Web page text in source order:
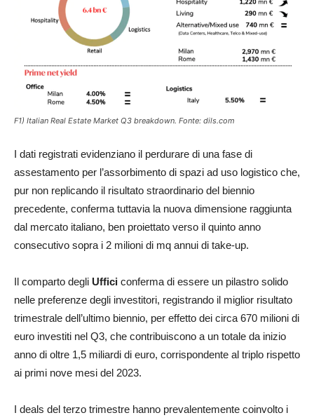
F1) Italian Real Estate Market Q3 breakdown. Fonte: dils.com
I dati registrati evidenziano il perdurare di una fase di
assestamento per l’assorbimento di spazi ad uso logistico che,
pur non replicando il risultato straordinario del biennio
precedente, conferma tuttavia la nuova dimensione raggiunta
dal mercato italiano, ben proiettato verso il quinto anno
consecutivo sopra i 2 milioni di mq annui di take-up.
Il comparto degli Uffici conferma di essere un pilastro solido
nelle preferenze degli investitori, registrando il miglior risultato
trimestrale dell’ultimo biennio, per effetto dei circa 670 milioni di
euro investiti nel Q3, che contribuiscono a un totale da inizio
anno di oltre 1,5 miliardi di euro, corrispondente al triplo rispetto
ai primi nove mesi del 2023.
I deals del terzo trimestre hanno prevalentemente coinvolto i